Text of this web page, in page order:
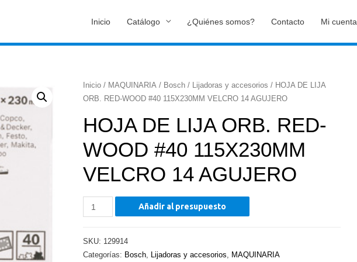
Inicio Catálogo ¿Quiénes somos? Contacto Mi cuenta
Inicio/ MAQUINARIA/ Bosch/ Lijadoras y accesorios / HOJA DE LIJA
ORB. RED-WOOD #40 115X230MM VELCRO 14 AGUJERO
HOJA DE LIJA ORB. RED-
WOOD #40 115X230MM
VELCRO 14 AGUJERO
HOJA
DE
ORB.
Añadir al presupuesto
SKU: 129914
Categorías: Bosch, Lijadoras y accesorios MAQUINARIA